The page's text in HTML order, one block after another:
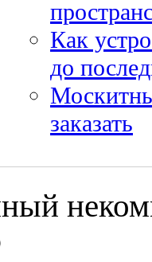
Как
до
заказать